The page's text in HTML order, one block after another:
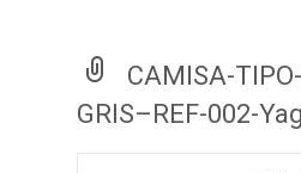
CAMISA-
GRIS–REF-002-